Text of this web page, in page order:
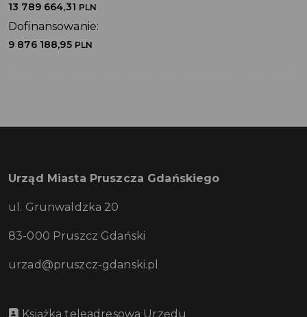
13 789 664,31 PLN
Dofinansowanie:
9 876 188,95 PLN
Urząd Miasta Pruszcza Gdańskiego
ul. Grunwaldzka 20
83-000 Pruszcz Gdański
urzad@pruszcz-gdanski.pl
Książka teleadresowa Urzędu